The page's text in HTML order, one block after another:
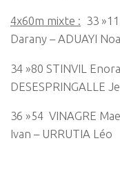
4x60m mixte : 33
Darany – ADUAYI Noa
34 »80 STINVIL
DESESPRINGALLE
36 »54 VINAGRE
Ivan – URRUTIA Léo